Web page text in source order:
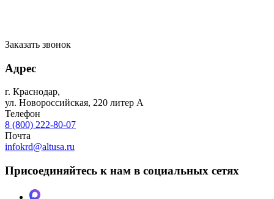
Заказать звонок
Адрес
г. Краснодар,
ул. Новороссийская, 220 литер А
Телефон
8 (800) 222-80-07
Почта
infokrd@altusa.ru
Присоединяйтесь к нам в социальных сетях